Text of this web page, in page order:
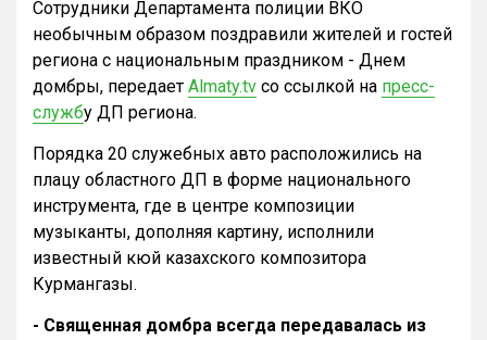
Сотрудники Департамента полиции ВКО
необычным образом поздравили жителей и гостей
региона с национальным праздником - Днем
домбры, передает Аlmaty.tv со ссылкой на пресс-
службу ДП региона.
Порядка 20 служебных авто расположились на
плацу областного ДП в форме национального
инструмента, где в центре композиции
музыканты, дополняя картину, исполнили
известный кюй казахского композитора
Курмангазы.
- Священная домбра всегда передавалась из